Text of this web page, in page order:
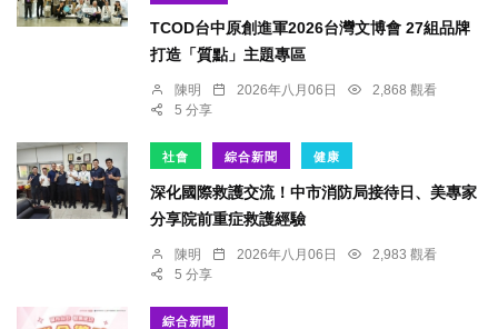
TCOD台中原創進軍2026台灣文博會 27組品牌
打造「質點」主題專區
陳明 2026年八月06日
2,868 觀看
5 分享
社會 綜合新聞 健康
深化國際救護交流！中市消防局接待日、美專家
分享院前重症救護經驗
陳明 2026年八月06日
2,983 觀看
5 分享
綜合新聞